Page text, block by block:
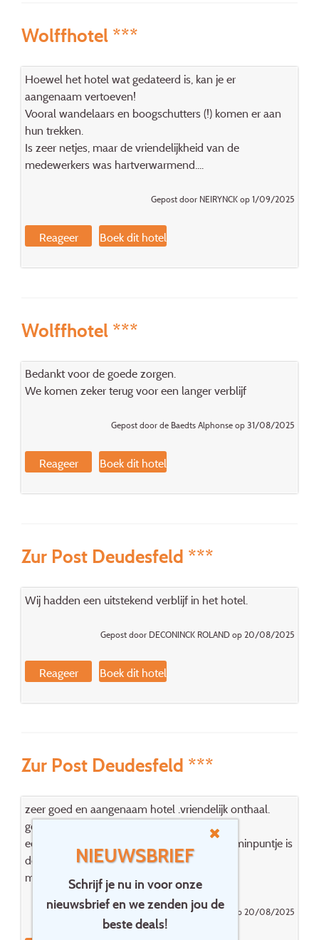
NIEUWSBRIEF
Schrijf je nu in voor onze
nieuwsbrief en we zenden jou de
beste deals!
Wolffhotel ***
Hoewel het hotel wat gedateerd is, kan je er
aangenaam vertoeven!
Vooral wandelaars en boogschutters (!) komen er aan
hun trekken.
Is zeer netjes, maar de vriendelijkheid van de
medewerkers was hartverwarmend....
Gepost door NEIRYNCK op 1/09/2025
Reageer Boek dit hotel
Wolffhotel ***
Bedankt voor de goede zorgen.
We komen zeker terug voor een langer verblijf
Gepost door de Baedts Alphonse op 31/08/2025
Reageer Boek dit hotel
Zur Post Deudesfeld ***
Wij hadden een uitstekend verblijf in het hotel.
Gepost door DECONINCK ROLAND op 20/08/2025
Reageer Boek dit hotel
Zur Post Deudesfeld ***
zeer goed en aangenaam hotel .vriendelijk onthaal.
goed buffet.
een groot pluspunt is de gezellige tuin. enig minpuntje is
de gebrekkige wifi .
maar zeer zeker een hotel om aan te raden.
Gepost door Van Meerbeeck Patrick op 20/08/2025